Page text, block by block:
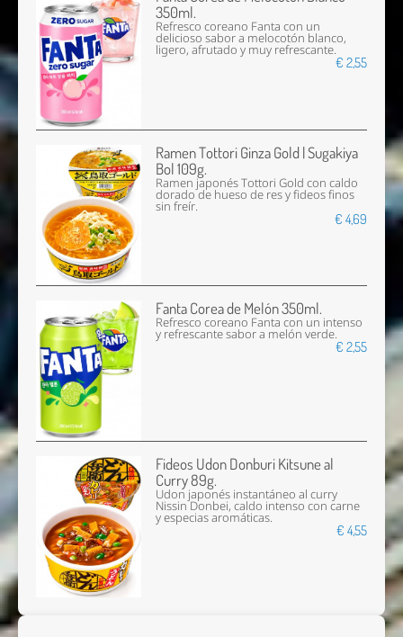
350ml.
Refresco coreano Fanta con un
delicioso sabor a melocotón blanco,
ligero, afrutado y muy refrescante.
€ 2,55
Ramen Tottori Ginza Gold | Sugakiya
Bol 109g.
Ramen japonés Tottori Gold con caldo
dorado de hueso de res y fideos finos
sin freír.
€ 4,69
Fanta Corea de Melón 350ml.
Refresco coreano Fanta con un intenso
y refrescante sabor a melón verde.
€ 2,55
Fideos Udon Donburi Kitsune al
Curry 89g.
Udon japonés instantáneo al curry
Nissin Donbei, caldo intenso con carne
y especias aromáticas.
€ 4,55